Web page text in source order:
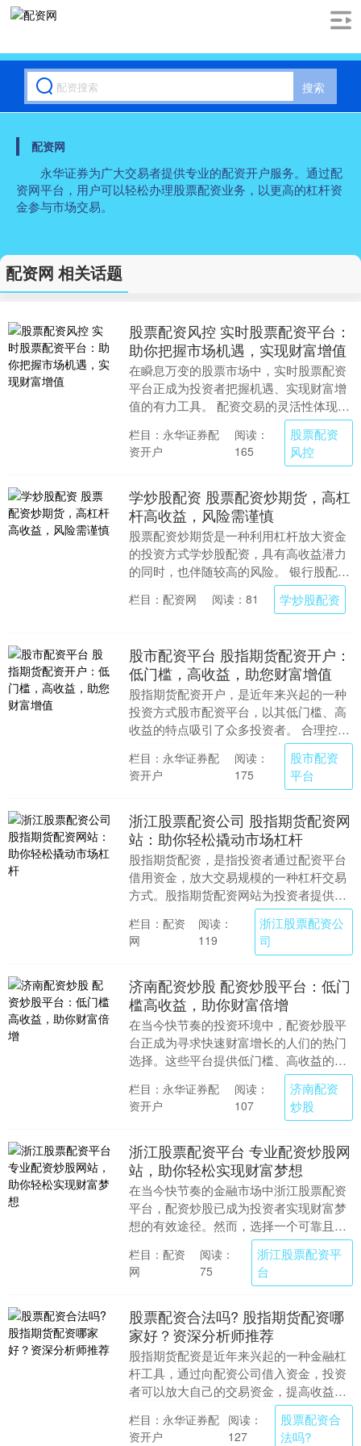
搜索
配资网
永华证券为广大交易者提供专业的配资开户服务。通过配
资网平台，用户可以轻松办理股票配资业务，以更高的杠杆资
金参与市场交易。
配资网 相关话题
股票配资风控 实时股票配资平台：
助你把握市场机遇，实现财富增值
在瞬息万变的股票市场中，实时股票配资
平台正成为投资者把握机遇、实现财富增
值的有力工具。 配资交易的灵活性体现
在，投资者可以根据市场情况随时调整仓
位和操作策略。如....
栏目：永华证券配
资开户
阅读：
165
股票配资
风控
学炒股配资 股票配资炒期货，高杠
杆高收益，风险需谨慎
股票配资炒期货是一种利用杠杆放大资金
的投资方式学炒股配资，具有高收益潜力
的同时，也伴随较高的风险。 银行股配资
的优势在于其抵押物的高安全性。银行股
作为金融体系的....
栏目：配资网 阅读：81 学炒股配资
股市配资平台 股指期货配资开户：
低门槛，高收益，助您财富增值
股指期货配资开户，是近年来兴起的一种
投资方式股市配资平台，以其低门槛、高
收益的特点吸引了众多投资者。 合理控制
仓位，避免过度加杠杆。一般建议仓位不
超过账户资金的....
栏目：永华证券配
资开户
阅读：
175
股市配资
平台
浙江股票配资公司 股指期货配资网
站：助你轻松撬动市场杠杆
股指期货配资，是指投资者通过配资平台
借用资金，放大交易规模的一种杠杆交易
方式。股指期货配资网站为投资者提供了
便捷的配资服务浙江股票配资公司，帮助
他们轻松撬动市场....
栏目：配资
网
阅读：
119
浙江股票配资公
司
济南配资炒股 配资炒股平台：低门
槛高收益，助你财富倍增
在当今快节奏的投资环境中，配资炒股平
台正成为寻求快速财富增长的人们的热门
选择。这些平台提供低门槛、高收益的机
会济南配资炒股，让投资者能够利用杠杆
效应放大他们的投....
栏目：永华证券配
资开户
阅读：
107
济南配资
炒股
浙江股票配资平台 专业配资炒股网
站，助你轻松实现财富梦想
在当今快节奏的金融市场中浙江股票配资
平台，配资炒股已成为投资者实现财富梦
想的有效途径。然而，选择一个可靠且专
业的配资炒股网站至关重要。 例如，如果
你有10万元资....
栏目：配资
网
阅读：
75
浙江股票配资平
台
股票配资合法吗? 股指期货配资哪
家好？资深分析师推荐
股指期货配资是近年来兴起的一种金融杠
杆工具，通过向配资公司借入资金，投资
者可以放大自己的交易资金，提高收益
率。然而，选择一家可靠的配资公司至关
重要。 * **资....
栏目：永华证券配
资开户
阅读：
127
股票配资合
法吗?